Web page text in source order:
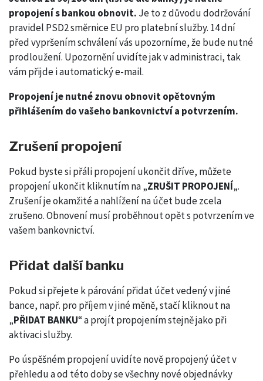
propojení s bankou obnovit. Je to z důvodu dodržování
pravidel PSD2 směrnice EU pro platební služby. 14 dní
před vypršením schválení vás upozorníme, že bude nutné
prodloužení. Upozornění uvidíte jak v administraci, tak
vám přijde i automatický e-mail.
Propojení je nutné znovu obnovit opětovným
přihlášením do vašeho bankovnictví a potvrzením.
Zrušení propojení
Pokud byste si přáli propojení ukončit dříve, můžete
propojení ukončit kliknutím na „ZRUŠIT PROPOJENÍ„.
Zrušení je okamžité a nahlížení na účet bude zcela
zrušeno. Obnovení musí proběhnout opět s potvrzením ve
vašem bankovnictví.
Přidat další banku
Pokud si přejete k párování přidat účet vedený v jiné
bance, např. pro příjem v jiné měně, stačí kliknout na
„PŘIDAT BANKU“ a projít propojením stejně jako při
aktivaci služby.
Po úspěšném propojení uvidíte nově propojený účet v
přehledu a od této doby se všechny nové objednávky